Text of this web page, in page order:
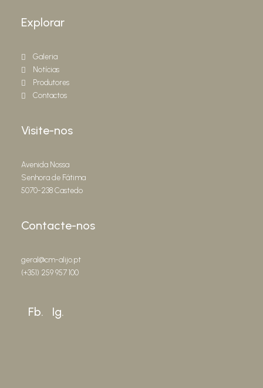
Fb. Ig.
Explorar
Galeria
Notícias
Produtores
Contactos
Visite-nos
Avenida Nossa
Senhora de Fátima
5070-238 Castedo
Contacte-nos
geral@cm-alijo.pt
(+351) 259 957 100